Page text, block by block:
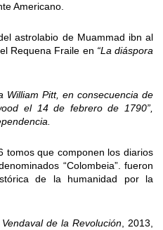
Americano.
astrolabio de Muammad ibn al
Requena Fraile en “La diáspora
Pitt, en consecuencia de
el 14 de febrero de 1790”,
que componen los diarios
“Colombeia”. fueron
de la humanidad por la
de la Revolución, 2013,